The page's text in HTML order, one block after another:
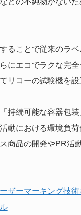
ることで従来のラ
にエコでラクな完
リコーの試験機を設
持続可能な容器包
動における環境負
商品の開発やPR活
ザーマーキング技